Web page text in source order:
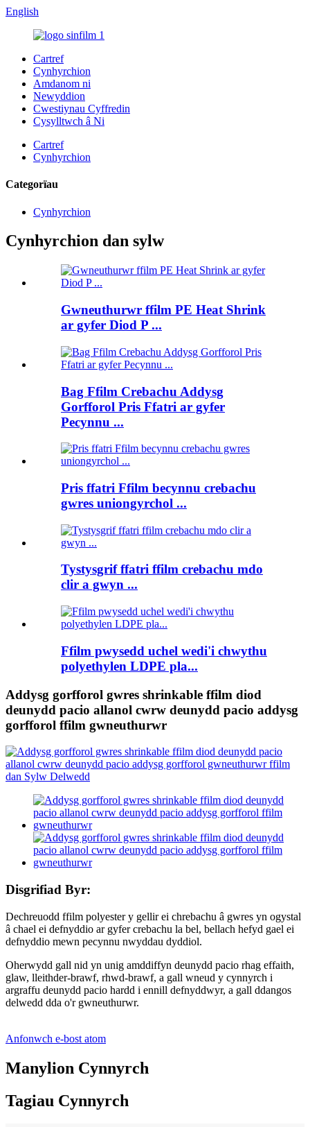
English
Cartref
Cynhyrchion
Amdanom ni
Newyddion
Cwestiynau Cyffredin
Cysylltwch â Ni
Cartref
Cynhyrchion
Categorïau
Cynhyrchion
Cynhyrchion dan sylw
Gwneuthurwr ffilm PE Heat Shrink
ar gyfer Diod P ...
Bag Ffilm Crebachu Addysg
Gorfforol Pris Ffatri ar gyfer
Pecynnu ...
Pris ffatri Ffilm becynnu crebachu
gwres uniongyrchol ...
Tystysgrif ffatri ffilm crebachu mdo
clir a gwyn ...
Ffilm pwysedd uchel wedi'i chwythu
polyethylen LDPE pla...
Addysg gorfforol gwres shrinkable ffilm diod
deunydd pacio allanol cwrw deunydd pacio addysg
gorfforol ffilm gwneuthurwr
Disgrifiad Byr:
Dechreuodd ffilm polyester y gellir ei chrebachu â gwres yn ogystal
â chael ei defnyddio ar gyfer crebachu la bel, bellach hefyd gael ei
defnyddio mewn pecynnu nwyddau dyddiol.
Oherwydd gall nid yn unig amddiffyn deunydd pacio rhag effaith,
glaw, lleithder-brawf, rhwd-brawf, a gall wneud y cynnyrch i
argraffu deunydd pacio hardd i ennill defnyddwyr, a gall ddangos
delwedd dda o'r gwneuthurwr.
Anfonwch e-bost atom
Manylion Cynnyrch
Tagiau Cynnyrch